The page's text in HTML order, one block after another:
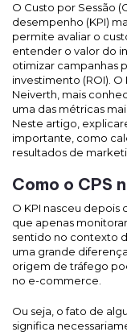
O Custo por Sessão
desempenho (KPI)
permite avaliar o
entender o valor do
otimizar campanhas
investimento (ROI).
Neiverth, mais
uma das métricas
Neste artigo,
importante, como
resultados de
Como o CPS
O KPI nasceu
que apenas
sentido no contexto
uma grande
origem de tráfego
no e-commerce.
Ou seja, o fato de
significa